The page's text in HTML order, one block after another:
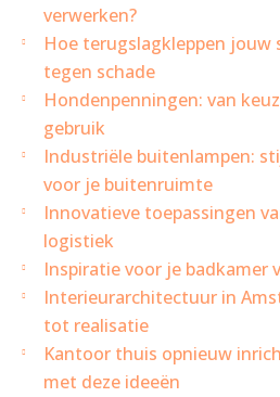
verwerken?
Hoe terugslagkleppen jouw
tegen schade
Hondenpenningen: van
gebruik
Industriële buitenlampen:
voor je buitenruimte
Innovatieve toepassingen
logistiek
Inspiratie voor je badkamer
Interieurarchitectuur in
tot realisatie
Kantoor thuis opnieuw
met deze ideeën